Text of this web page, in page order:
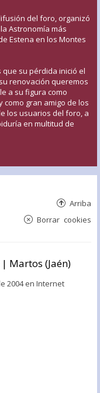
del foro, organizó
Astronomía más
Estena en los Montes
su pérdida inició el
renovación queremos
a su figura como
como gran amigo de los
los usuarios del foro, a
en multitud de
Arriba
Borrar cookies
Martos (Jaén)
2004 en Internet